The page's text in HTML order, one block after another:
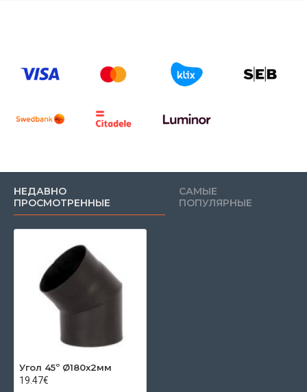
НЕДАВНО
ПРОСМОТРЕННЫЕ
САМЫЕ
ПОПУЛЯРНЫЕ
Угол 45º Ø180x2мм
19.47€